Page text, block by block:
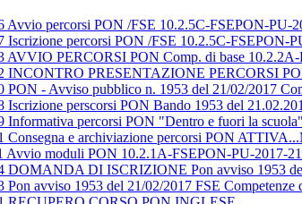
Avvio percorsi PON /FSE 10.2.5C-FSEPON-PU-
Iscrizione percorsi PON /FSE 10.2.5C-FSEPON-
AVVIO PERCORSI PON Comp. di base
INCONTRO PRESENTAZIONE PERCORSI
PON - Avviso pubblico n. 1953 del 21/02/2017
Iscrizione perscorsi PON Bando 1953 del
Informativa percorsi PON "Dentro e fuori la
Consegna e archiviazione percorsi PON
Avvio moduli PON 10.2.1A-FSEPON-PU-2017-
DOMANDA DI ISCRIZIONE Pon avviso 1953
Pon avviso 1953 del 21/02/2017 FSE